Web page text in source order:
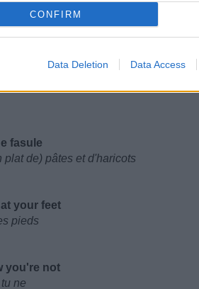
CONFIRM
Data Deletion Data Access
a-ling
fasule
plat de) pâtes et d'haricots
your feet
pieds
you're not
ne